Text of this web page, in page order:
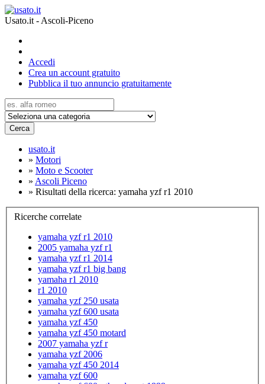
Usato.it - Ascoli-Piceno
Accedi
Crea un account gratuito
Pubblica il tuo annuncio gratuitamente
Cerca
usato.it
» Motori
» Moto e Scooter
» Ascoli Piceno
» Risultati della ricerca: yamaha yzf r1 2010
Ricerche correlate
yamaha yzf r1 2010
2005 yamaha yzf r1
yamaha yzf r1 2014
yamaha yzf r1 big bang
yamaha r1 2010
r1 2010
yamaha yzf 250 usata
yamaha yzf 600 usata
yamaha yzf 450
yamaha yzf 450 motard
2007 yamaha yzf r
yamaha yzf 2006
yamaha yzf 450 2014
yamaha yzf 600